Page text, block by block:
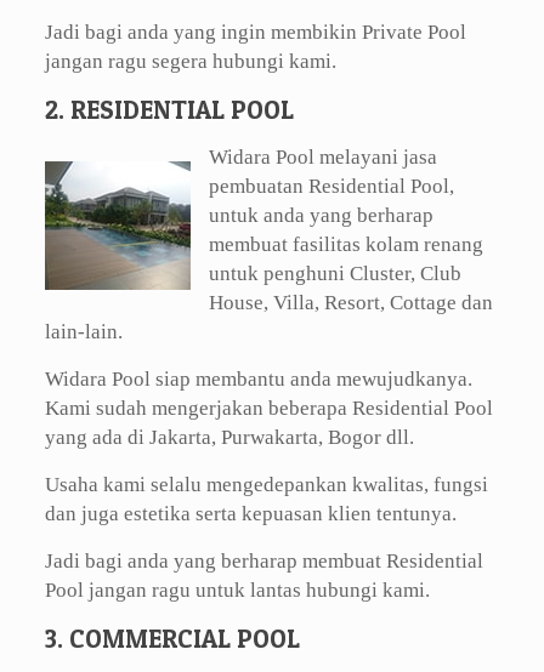
Jadi bagi anda yang ingin membikin Private Pool
jangan ragu segera hubungi kami.
2. RESIDENTIAL POOL
Widara Pool melayani jasa
pembuatan Residential Pool,
untuk anda yang berharap
membuat fasilitas kolam renang
untuk penghuni Cluster, Club
House, Villa, Resort, Cottage dan
lain-lain.
Widara Pool siap membantu anda mewujudkanya.
Kami sudah mengerjakan beberapa Residential Pool
yang ada di Jakarta, Purwakarta, Bogor dll.
Usaha kami selalu mengedepankan kwalitas, fungsi
dan juga estetika serta kepuasan klien tentunya.
Jadi bagi anda yang berharap membuat Residential
Pool jangan ragu untuk lantas hubungi kami.
3. COMMERCIAL POOL